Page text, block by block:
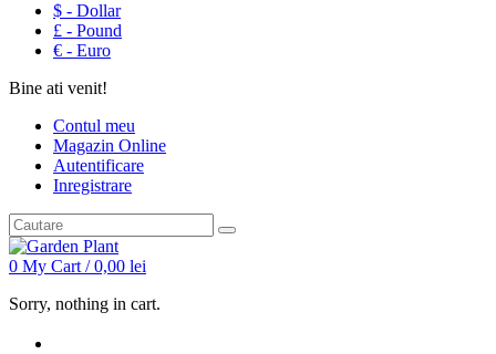
$ - Dollar
£ - Pound
€ - Euro
Bine ati venit!
Contul meu
Magazin Online
Autentificare
Inregistrare
0 My Cart /0,00 lei
Sorry, nothing in cart.